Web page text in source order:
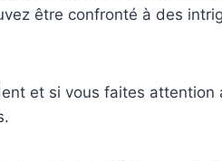
être confronté à des
et si vous faites attention